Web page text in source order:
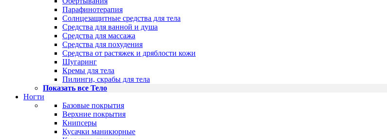
Парафинотерапия
Солнцезащитные средства для тела
Средства для ванной и душа
Средства для массажа
Средства для похудения
Средства от растяжек и дряблости кожи
Шугаринг
Кремы для тела
Пилинги, скрабы для тела
Показать все Тело
Ногти
Базовые покрытия
Верхние покрытия
Книпсеры
Кусачки маникюрные